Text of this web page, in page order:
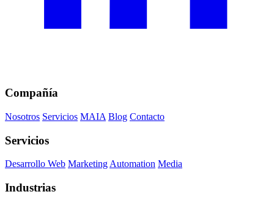
Compañía
Nosotros Servicios MAIA Blog Contacto
Servicios
Desarrollo Web MarketingAutomation Media
Industrias